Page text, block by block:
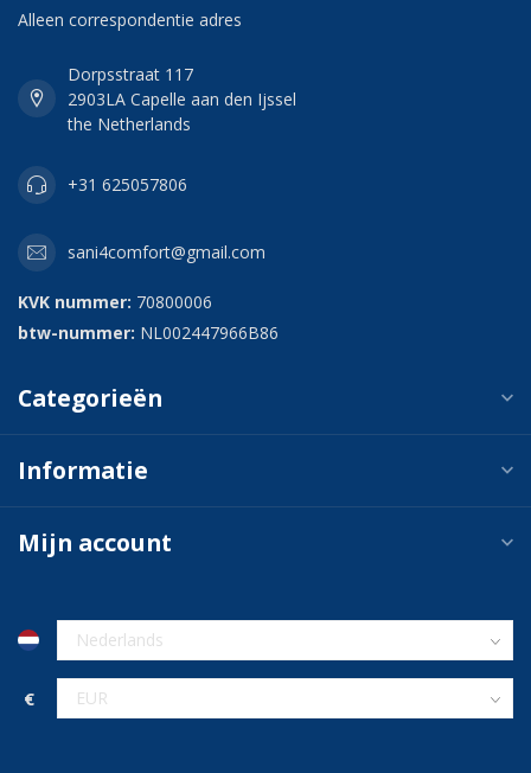
Alleen correspondentie adres
Dorpsstraat 117
2903LA Capelle aan den Ijssel
the Netherlands
+31 625057806
sani4comfort@gmail.com
KVK nummer: 70800006
btw-nummer: NL002447966B86
Categorieën
Informatie
Mijn account
€